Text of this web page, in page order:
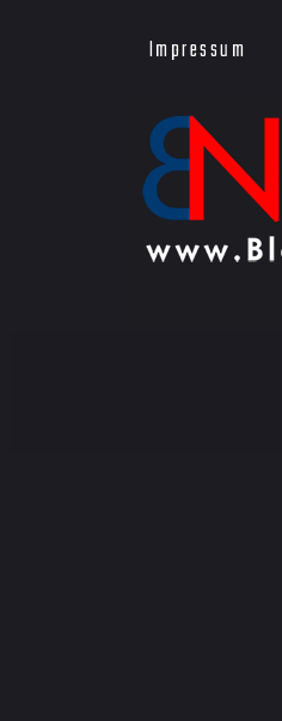
Impressum